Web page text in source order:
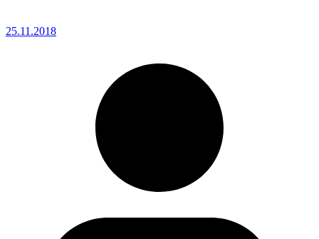
25.11.2018